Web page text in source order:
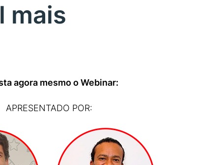
mais
agora mesmo o Webinar:
APRESENTADO POR: